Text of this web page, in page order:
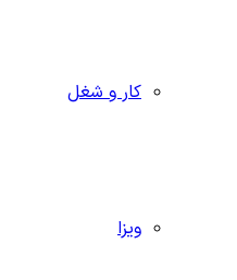
کار و شغل
ویزا